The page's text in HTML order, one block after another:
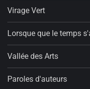
Virage Vert
Lorsque que le temps
Vallée des Arts
Paroles d'auteurs